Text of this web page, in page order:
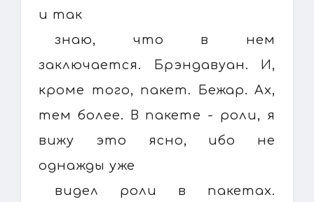
и так
знаю, что в нем
заключается. Брэндавуан. И,
кроме того, пакет. Бежар. Ах,
тем более. В пакете - роли, я
вижу это ясно, ибо не
однажды уже
видел роли в пакетах.